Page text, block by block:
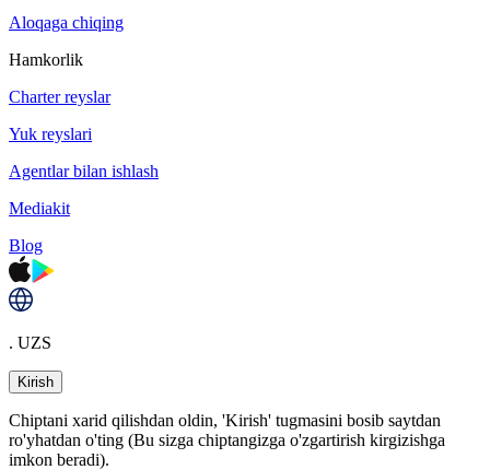
Aloqaga chiqing
Hamkorlik
Charter reyslar
Yuk reyslari
Agentlar bilan ishlash
Mediakit
Blog
. UZS
Kirish
Chiptani xarid qilishdan oldin, 'Kirish' tugmasini bosib saytdan
ro'yhatdan o'ting (Bu sizga chiptangizga o'zgartirish kirgizishga
imkon beradi).